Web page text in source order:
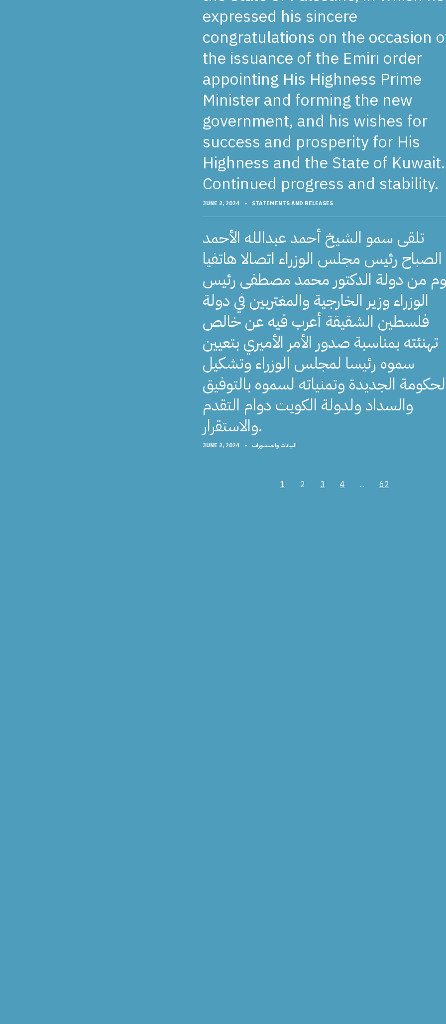
expressed his sincere
congratulations on the occasion
the issuance of the Emiri order
appointing His Highness Prime
Minister and forming the new
government, and his wishes for
success and prosperity for His
Highness and the State of Kuwait.
Continued progress and stability.
JUNE 2, 2024 • STATEMENTS AND RELEASES
تلقى سمو الشيخ أحمد عبدالله الأحمد
الصباح رئيس مجلس الوزراء اتصالا هاتفيا
من دولة الدكتور محمد مصطفى رئيس
الوزراء وزير الخارجية والمغتربين في دولة
فلسطين الشقيقة أعرب فيه عن خالص
تهنئته بمناسبة صدور الأمر الأميري بتعيين
سموه رئيسا لمجلس الوزراء وتشكيل
الجديدة وتمنياته لسموه بالتوفيق
والسداد ولدولة الكويت دوام التقدم
والاستقرار.
JUNE 2, 2024 • البيانات والمنشورات
1 2 3 4 ... 62